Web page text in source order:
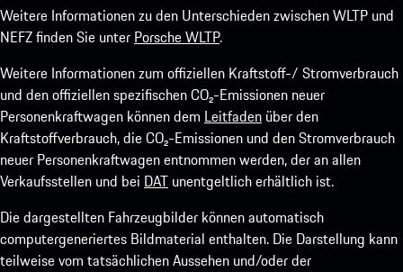
Weitere Informationen zu den Unterschieden zwischen WLTP und
NEFZ finden Sie unter Porsche WLTP.
Weitere Informationen zum offiziellen Kraftstoff-/ Stromverbrauch
und den offiziellen spezifischen CO₂-Emissionen neuer
Personenkraftwagen können dem Leitfaden über den
Kraftstoffverbrauch, die CO₂-Emissionen und den Stromverbrauch
neuer Personenkraftwagen entnommen werden, der an allen
Verkaufsstellen und bei DAT unentgeltlich erhältlich ist.
Die dargestellten Fahrzeugbilder können automatisch
computergeneriertes Bildmaterial enthalten. Die Darstellung kann
teilweise vom tatsächlichen Aussehen und/oder der